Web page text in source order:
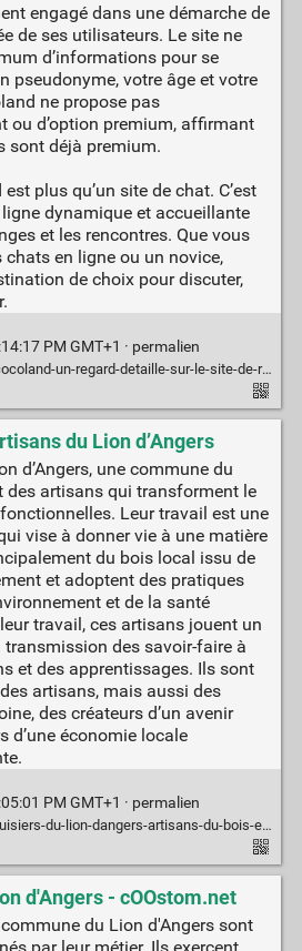
engagé dans une démarche de
de ses utilisateurs. Le site ne
d’informations pour se
pseudonyme, votre âge et votre
ne propose pas
ou d’option premium, affirmant
sont déjà premium.
plus qu’un site de chat. C’est
dynamique et accueillante
et les rencontres. Que vous
en ligne ou un novice,
de choix pour discuter,
PM GMT+1 · permalien
regard-detaille-sur-le-site-de-rencontres-en-ligne
du Lion d’Angers
d’Angers, une commune du
des artisans qui transforment le
Leur travail est une
vise à donner vie à une matière
du bois local issu de
et adoptent des pratiques
et de la santé
travail, ces artisans jouent un
transmission des savoir-faire à
et des apprentissages. Ils sont
artisans, mais aussi des
des créateurs d’un avenir
d’une économie locale
PM GMT+1 · permalien
lion-dangers-artisans-du-bois-et-de-lexcellence
d'Angers - cOOstom.net
du Lion d'Angers sont